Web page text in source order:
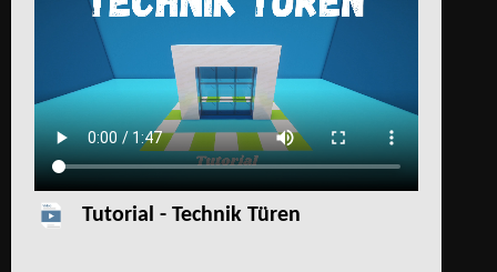
Tutorial - Technik Türen